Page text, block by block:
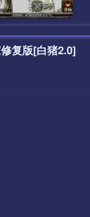
复版[白猪2.0]